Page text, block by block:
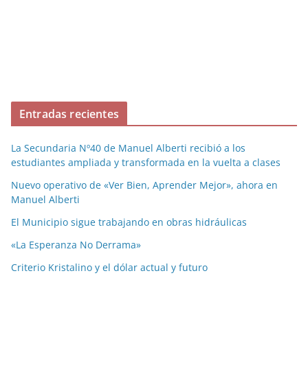
Entradas recientes
La Secundaria Nº40 de Manuel Alberti recibió a los
estudiantes ampliada y transformada en la vuelta a clases
Nuevo operativo de «Ver Bien, Aprender Mejor», ahora en
Manuel Alberti
El Municipio sigue trabajando en obras hidráulicas
«La Esperanza No Derrama»
Criterio Kristalino y el dólar actual y futuro